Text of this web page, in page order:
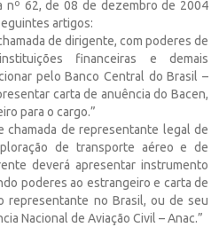
nº 62, de 08 de dezembro de 2004
artigos:
de dirigente, com poderes de
financeiras e demais
pelo Banco Central do Brasil –
carta de anuência do Bacen,
para o cargo.”
chamada de representante legal de
de transporte aéreo e de
deverá apresentar instrumento
poderes ao estrangeiro e carta de
representante no Brasil, ou de seu
Nacional de Aviação Civil – Anac.”